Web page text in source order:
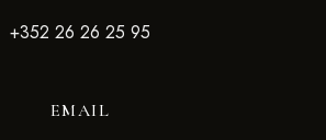
+352 26 26 25 95
EMAIL